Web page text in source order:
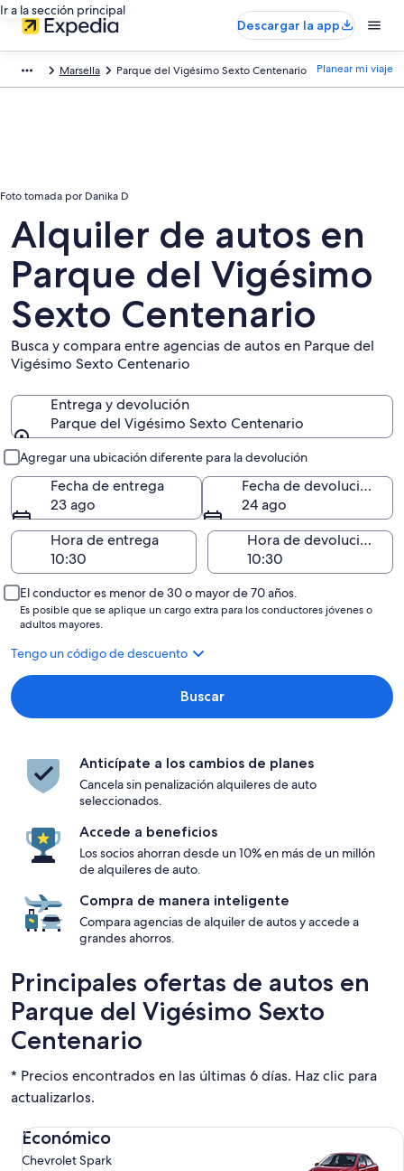
Ir a la sección principal
Descargar la app
Marsella Parque del Vigésimo Sexto Centenario Planear mi viaje
Foto tomada por Danika D
Alquiler de autos en
Parque del Vigésimo
Sexto Centenario
Busca y compara entre agencias de autos en Parque del
Vigésimo Sexto Centenario
Entrega y devolución
Parque del Vigésimo Sexto Centenario
Agregar una ubicación diferente para la devolución
Fecha de entrega
23 ago
Fecha de devolución
24 ago
Hora de entrega
Hora de devolución
El conductor es menor de 30 o mayor de 70 años.
Es posible que se aplique un cargo extra para los conductores jóvenes o
adultos mayores.
Tengo un código de descuento
Buscar
Anticípate a los cambios de planes
Cancela sin penalización alquileres de auto
seleccionados.
Accede a beneficios
Los socios ahorran desde un 10% en más de un millón
de alquileres de auto.
Compra de manera inteligente
Compara agencias de alquiler de autos y accede a
grandes ahorros.
Principales ofertas de autos en
Parque del Vigésimo Sexto
Centenario
* Precios encontrados en las últimas 6 días. Haz clic para
actualizarlos.
Económico
Chevrolet Spark
Económico Chevrolet Spark